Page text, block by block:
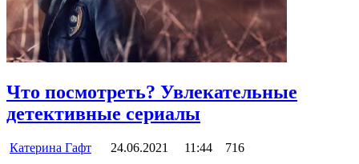
Что посмотреть? Увлекательные
детективные сериалы
Катерина Гафт 24.06.2021 11:44 716